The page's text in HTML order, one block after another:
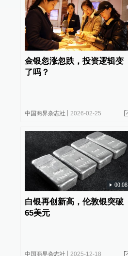
金银忽涨忽跌，投资逻辑变
了吗？
中国商界杂志社 2026-02-25
00:08
白银再创新高，伦敦银突破
65美元
中国商界杂志社 2025-12-18